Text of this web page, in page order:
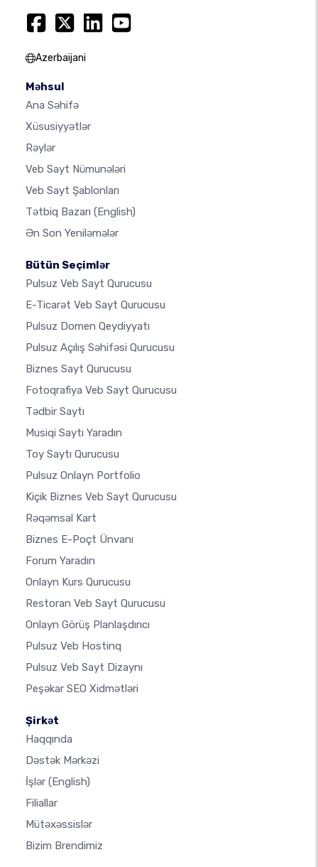
Azerbaijani
Məhsul
Ana Səhifə
Xüsusiyyətlər
Rəylər
Veb Sayt Nümunələri
Veb Sayt Şablonları
Tətbiq Bazarı (English)
Ən Son Yeniləmələr
Bütün Seçimlər
Pulsuz Veb Sayt Qurucusu
E-Ticarət Veb Sayt Qurucusu
Pulsuz Domen Qeydiyyatı
Pulsuz Açılış Səhifəsi Qurucusu
Biznes Sayt Qurucusu
Fotoqrafiya Veb Sayt Qurucusu
Tədbir Saytı
Musiqi Saytı Yaradın
Toy Saytı Qurucusu
Pulsuz Onlayn Portfolio
Kiçik Biznes Veb Sayt Qurucusu
Rəqəmsal Kart
Biznes E-Poçt Ünvanı
Forum Yaradın
Onlayn Kurs Qurucusu
Restoran Veb Sayt Qurucusu
Onlayn Görüş Planlaşdırıcı
Pulsuz Veb Hostinq
Pulsuz Veb Sayt Dizaynı
Peşəkar SEO Xidmətləri
Şirkət
Haqqında
Dəstək Mərkəzi
İşlər (English)
Filiallar
Mütəxəssislər
Bizim Brendimiz